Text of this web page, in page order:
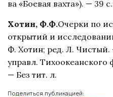
ва «Боевая вахта»). — 39
Хотин, Ф.Ф.Очерки по
открытий и
Ф. Хотин; ред. Л.
управл. Тихоокеанского
— Без тит. л.
Поделиться публикацией: